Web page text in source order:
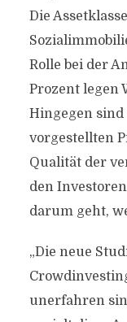
Die
Rolle bei der
Prozent legen
Hingegen sind
vorgestellten
Qualität der
den
darum geht,
„Die neue
unerfahren